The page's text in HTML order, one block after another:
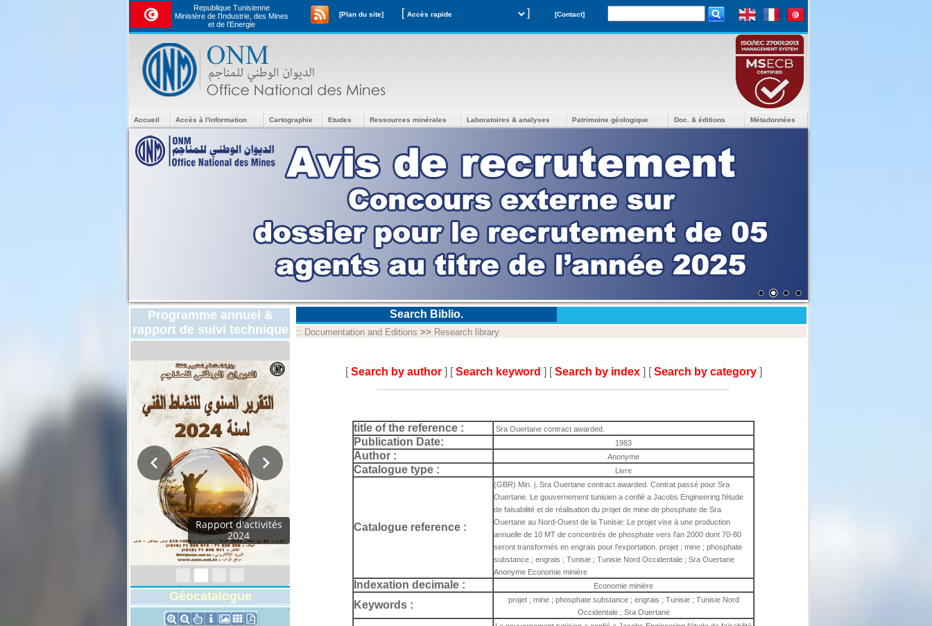
Republique Tunisienne
Ministère de l'Industrie, des Mines
et de l’Energie
[Plan du site] [ ] [Contact]
Accueil Accès à l'information Cartographie Etudes Ressources minérales Laboratoires & analyses Patrimoine géologique Doc. & éditions Métadonnées
Programme annuel &
rapport de suivi technique
Rapport d'activités
2024
Géocatalogue
Search Biblio.
:: Documentation and Editions >> Research library
[Search by author ] [Search keyword ] [Search by index ] [Search by category ]
title of the reference : Sra Ouertane contract awarded.
Publication Date: 1983
Author : Anonyme
Catalogue type : Livre
Catalogue reference :
(GBR) Min. j. Sra Ouertane contract awarded. Contrat passé pour Sra
Ouertane. Le gouvernement tunisien a confié a Jacobs Engineering l'étude
de faisabilité et de réalisation du projet de mine de phosphate de Sra
Ouertane au Nord-Ouest de la Tunisie: Le projet vise à une production
annuelle de 10 MT de concentrés de phosphate vers l'an 2000 dont 70-80
seront transformés en engrais pour l'exportation. projet ; mine ; phosphate
substance ; engrais ; Tunisie ; Tunisie Nord Occidentale ; Sra Ouertane
Anonyme Economie minière
Indexation decimale : Economie minière
Keywords :
projet ; mine ; phosphate substance ; engrais ; Tunisie ; Tunisie Nord
Occidentale ; Sra Ouertane